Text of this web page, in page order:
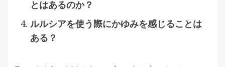
とはあるのか？
ルルシアを使う際にかゆみを感じることは
ある？